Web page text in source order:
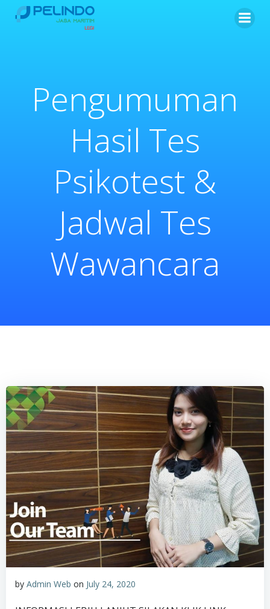
Pengumuman
Hasil Tes
Psikotest &
Jadwal Tes
Wawancara
by Admin Web on July 24, 2020